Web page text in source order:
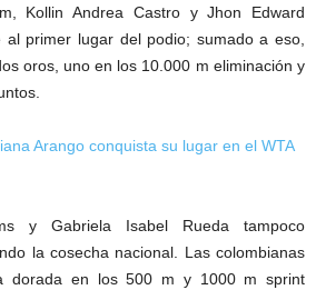
Kollin Andrea Castro y Jhon Edward
al primer lugar del podio; sumado a eso,
oros, uno en los 10.000 m eliminación y
Arango conquista su lugar en el WTA
y Gabriela Isabel Rueda tampoco
la cosecha nacional. Las colombianas
dorada en los 500 m y 1000 m sprint